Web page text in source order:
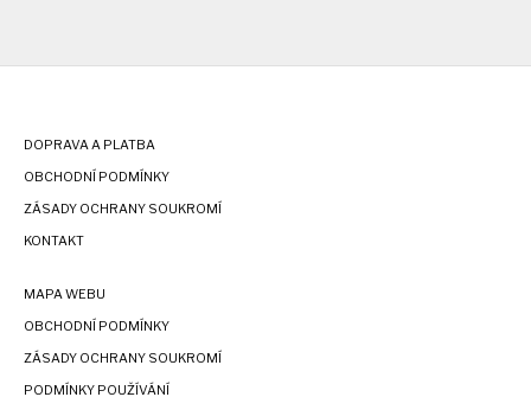
DOPRAVA A PLATBA
OBCHODNÍ PODMÍNKY
ZÁSADY OCHRANY SOUKROMÍ
KONTAKT
MAPA WEBU
OBCHODNÍ PODMÍNKY
ZÁSADY OCHRANY SOUKROMÍ
PODMÍNKY POUŽÍVÁNÍ